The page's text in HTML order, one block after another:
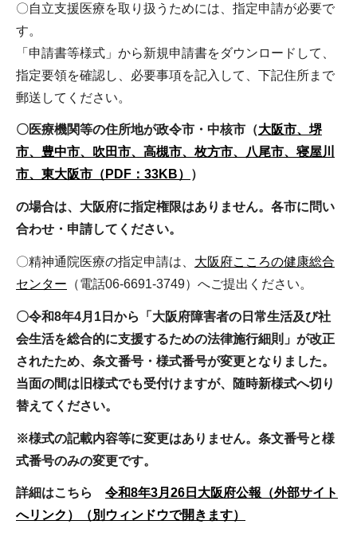
〇自立支援医療を取り扱うためには、指定申請が必要で
す。
「申請書等様式」から新規申請書をダウンロードして、
指定要領を確認し、必要事項を記入して、下記住所まで
郵送してください。
〇医療機関等の住所地が政令市・中核市（大阪市、堺
市、豊中市、吹田市、高槻市、枚方市、八尾市、寝屋川
市、東大阪市（PDF：33KB）
）
の場合は、大阪府に指定権限はありません。各市に問い
合わせ・申請してください。
〇精神通院医療の指定申請は、 大阪府こころの健康総合
センター （電話06-6691-3749）へご提出ください。
〇令和8年4月1日から「大阪府障害者の日常生活及び社
会生活を総合的に支援するための法律施行細則」が改正
されたため、条文番号・様式番号が変更となりました。
当面の間は旧様式でも受付けますが、随時新様式へ切り
替えてください。
※様式の記載内容等に変更はありません。条文番号と様
式番号のみの変更です。
詳細はこちら 令和8年3月26日大阪府公報（外部サイト
へリンク）（別ウィンドウで開きます）